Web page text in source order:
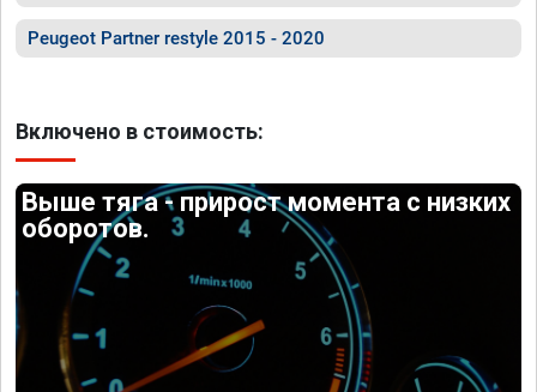
Peugeot Partner restyle 2015 - 2020
Включено в стоимость:
Выше тяга - прирост момента с низких
оборотов.